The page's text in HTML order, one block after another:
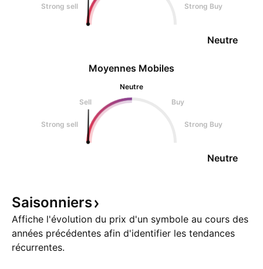
Strong sell Strong Buy
Neutre
Moyennes Mobiles
Neutre
Sell
Buy
Strong sell Strong Buy
Neutre
Saisonniers
Affiche l'évolution du prix d'un symbole au cours des
années précédentes afin d'identifier les tendances
récurrentes.